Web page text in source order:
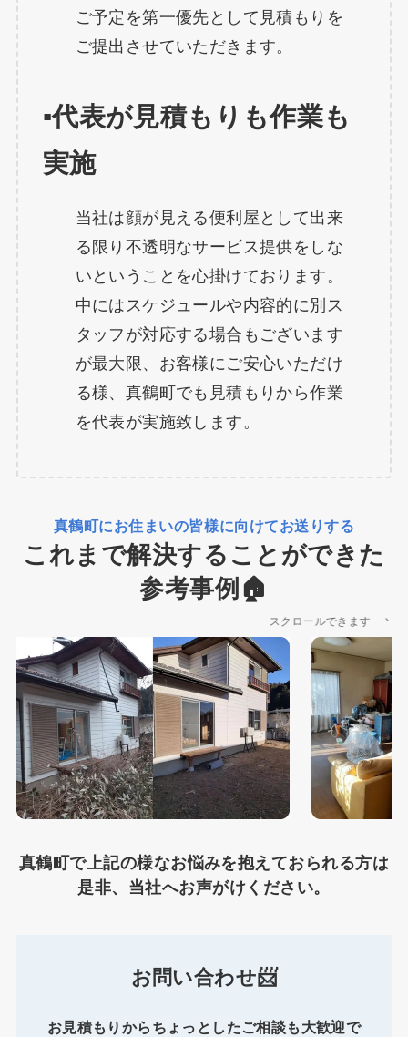
ご予定を第一優先として見積もりを
ご提出させていただきます。
▪️代表が見積もりも作業も
実施
当社は顔が見える便利屋として出来
る限り不透明なサービス提供をしな
いということを心掛けております。
中にはスケジュールや内容的に別ス
タッフが対応する場合もございます
が最大限、お客様にご安心いただけ
る様、真鶴町でも見積もりから作業
を代表が実施致します。
真鶴町にお住まいの皆様に向けてお送りする
これまで解決することができた
参考事例🏠
スクロールできます
真鶴町で上記の様なお悩みを抱えておられる方は
是非、当社へお声がけください。
お問い合わせ📨
お見積もりからちょっとしたご相談も大歓迎で